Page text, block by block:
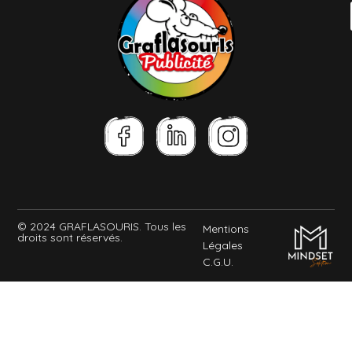
© 2024 GRAFLASOURIS. Tous les
droits sont réservés.
Mentions
Légales
C.G.U.